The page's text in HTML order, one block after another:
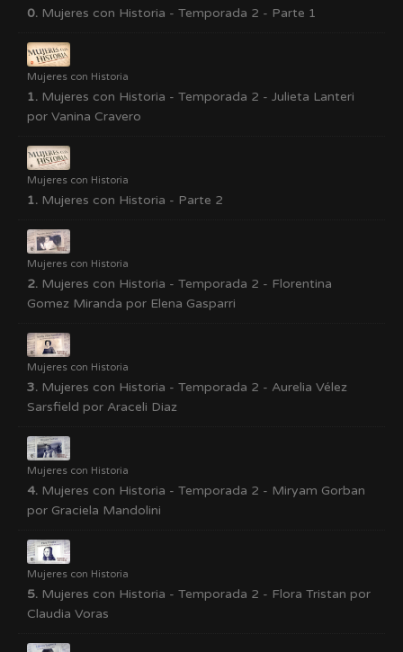
0. Mujeres con Historia - Temporada 2 - Parte 1
Mujeres con Historia
1. Mujeres con Historia - Temporada 2 - Julieta Lanteri
por Vanina Cravero
Mujeres con Historia
1. Mujeres con Historia - Parte 2
Mujeres con Historia
2. Mujeres con Historia - Temporada 2 - Florentina
Gomez Miranda por Elena Gasparri
Mujeres con Historia
3. Mujeres con Historia - Temporada 2 - Aurelia Vélez
Sarsfield por Araceli Diaz
Mujeres con Historia
4. Mujeres con Historia - Temporada 2 - Miryam Gorban
por Graciela Mandolini
Mujeres con Historia
5. Mujeres con Historia - Temporada 2 - Flora Tristan por
Claudia Voras